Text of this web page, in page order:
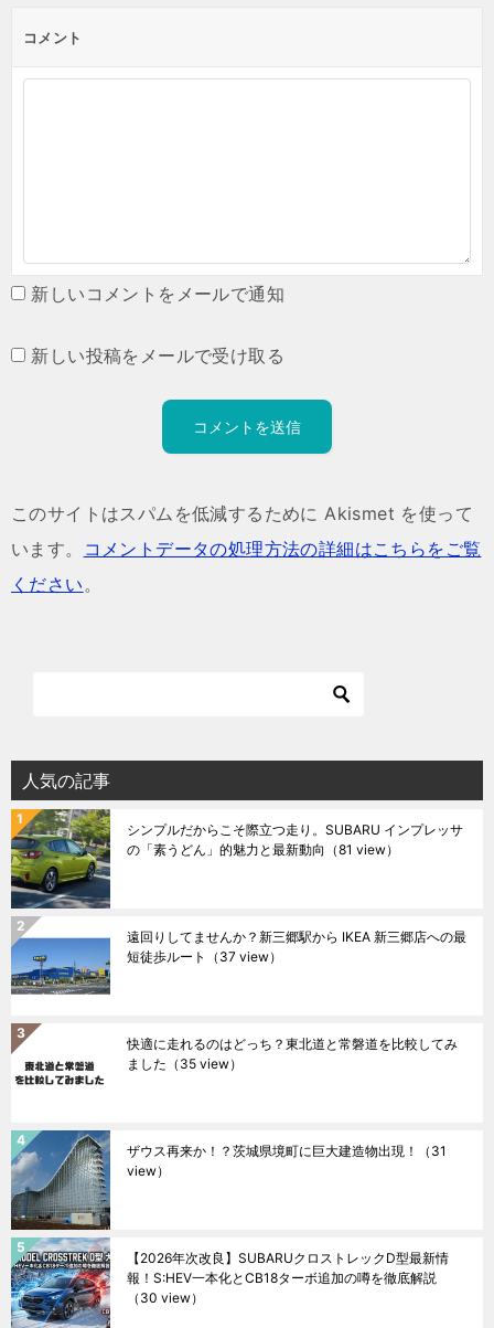
コメント
新しいコメントをメールで通知
新しい投稿をメールで受け取る
このサイトはスパムを低減するために Akismet を使って
います。
コメントデータの処理方法の詳細はこちらをご覧
ください。
人気の記事
シンプルだからこそ際立つ走り。SUBARU インプレッサ
の「素うどん」的魅力と最新動向 （81 view）
遠回りしてませんか？新三郷駅から IKEA 新三郷店への最
短徒歩ルート
（37 view）
快適に走れるのはどっち？東北道と常磐道を比較してみ
ました （35 view）
ザウス再来か！？茨城県境町に巨大建造物出現！
（31
view）
【2026年次改良】SUBARUクロストレックD型最新情
報！S:HEV一本化とCB18ターボ追加の噂を徹底解説
（30 view）